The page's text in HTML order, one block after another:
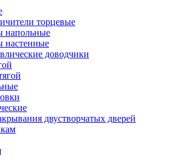
торцевые
напольные
настенные
доводчики
двустворчатых дверей